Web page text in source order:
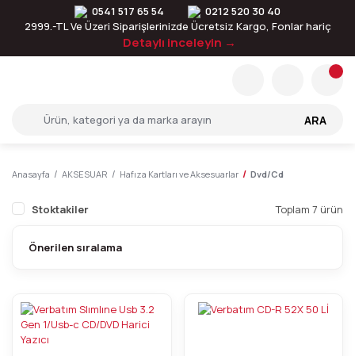
0541 517 65 54
0212 520 30 40
2999.-TL Ve Üzeri Siparişlerinizde Ücretsiz Kargo, Fonlar hariç
Detaylı inceleyin →
ARA
Anasayfa AKSESUAR Hafıza Kartları ve Aksesuarlar Dvd/Cd
Stoktakiler Toplam 7 ürün